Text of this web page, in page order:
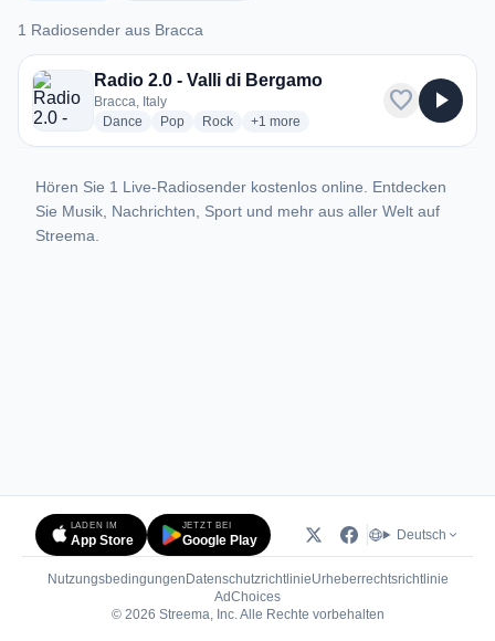
1 Radiosender aus Bracca
1 Radiosender aus Bracca
Radio 2.0 - Valli di Bergamo
Bracca, Italy
Dance radio stations
Popradio stations
Rockradio stations
+1 more genres for Radio 2.0 - Valli di
more
favorite play_arrow
Hören Sie 1 Live-Radiosender kostenlos online. Entdecken
Sie Musik, Nachrichten, Sport und mehr aus aller Welt auf
Streema.
LADEN IM
App Store
JETZT BEI
Google Play Deutsch
Nutzungsbedingungen DatenschutzrichtlinieUrheberrechtsrichtlinie
AdChoices(öffnet in neuem Tab)
© 2026 Streema, Inc. Alle Rechte vorbehalten